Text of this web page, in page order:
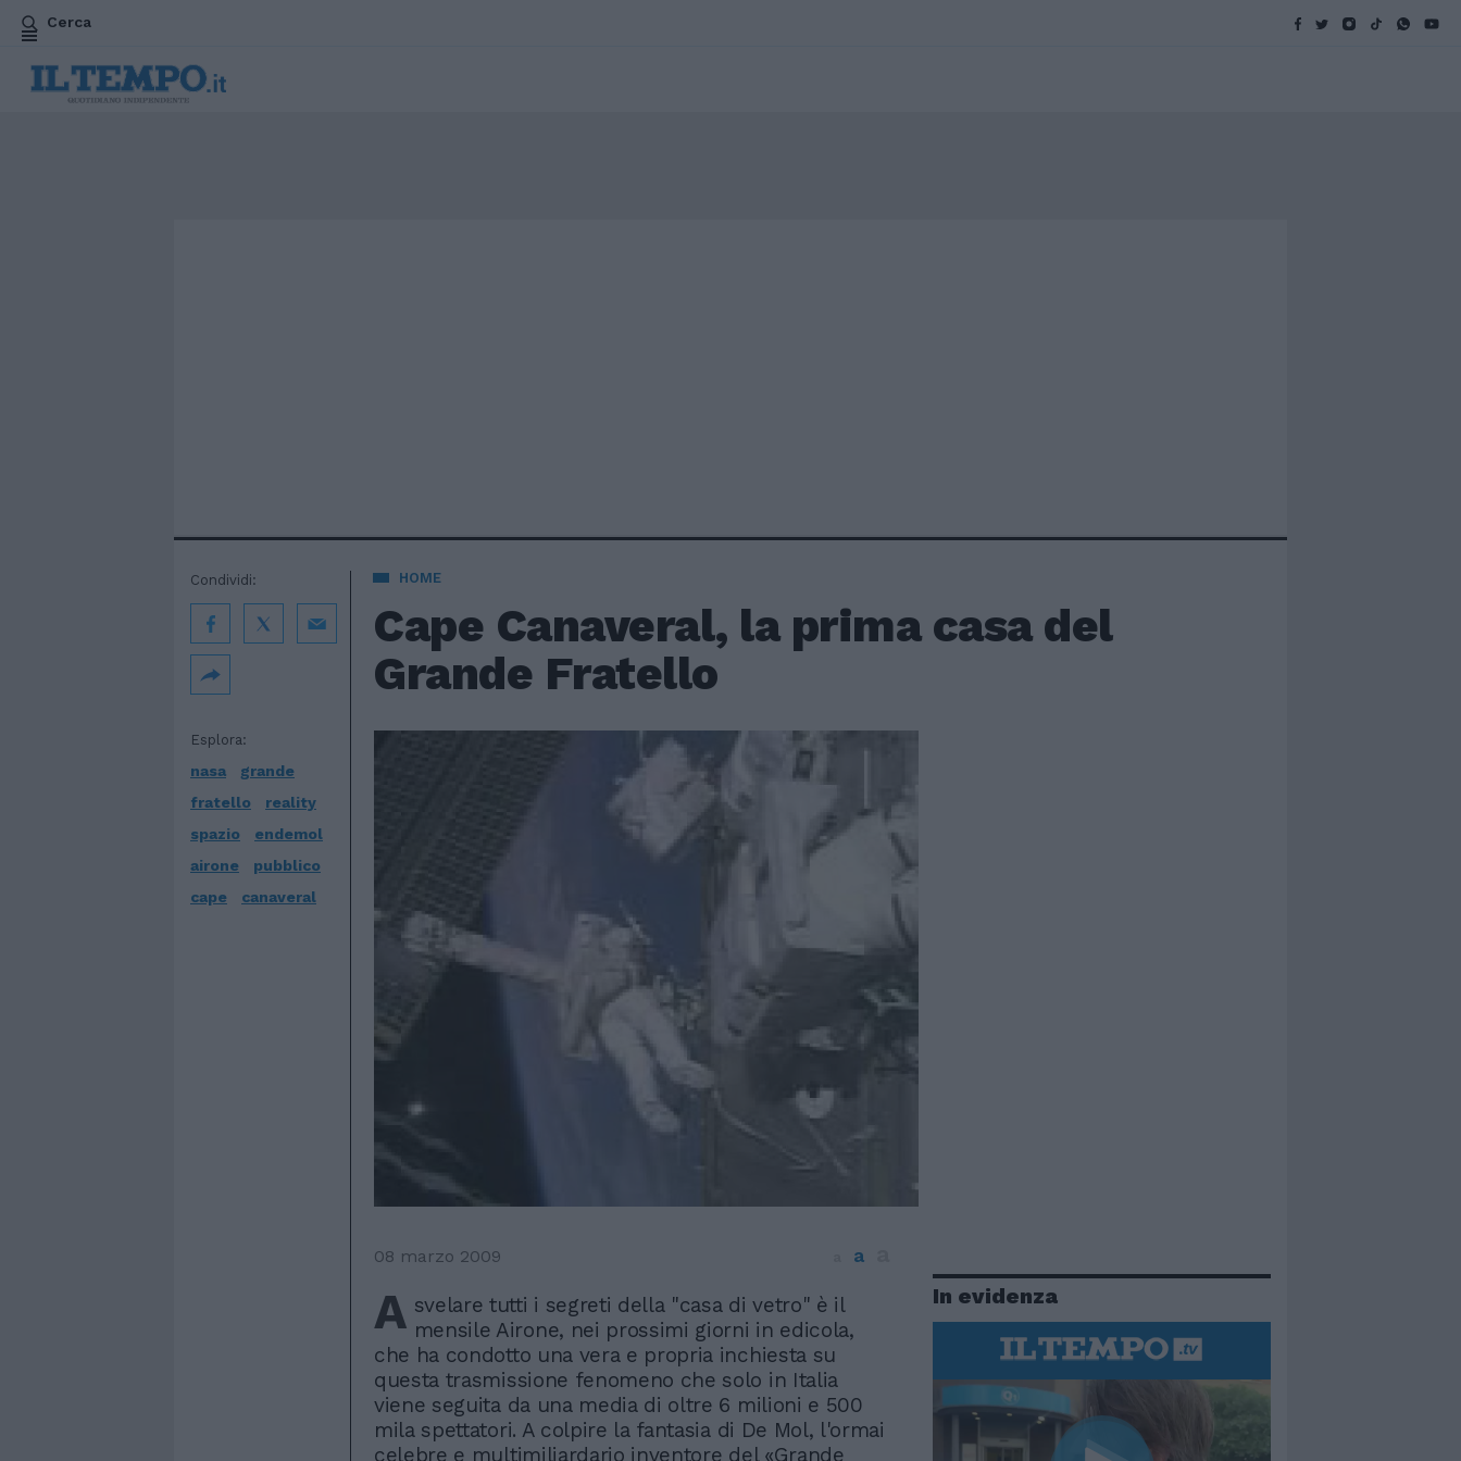
Cerca
HOME
Cape Canaveral, la prima casa del
Grande Fratello
Esplora:
nasa
grande
fratello
reality
spazio
endemol
airone
pubblico
cape
canaveral
Condividi:
08 marzo 2009 a
A svelare tutti i segreti della "casa di vetro" è il
mensile Airone, nei prossimi giorni in edicola,
che ha condotto una vera e propria inchiesta su
questa trasmissione fenomeno che solo in Italia
viene seguita da una media di oltre 6 milioni e 500
mila spettatori. A colpire la fantasia di De Mol, l'ormai
celebre e multimiliardario inventore del «Grande
In evidenza